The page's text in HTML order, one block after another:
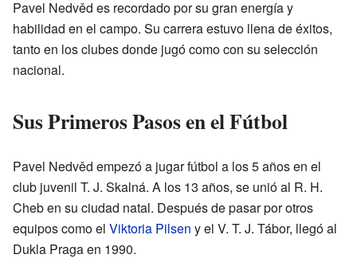
Pavel Nedvěd es recordado por su gran energía y
habilidad en el campo. Su carrera estuvo llena de éxitos,
tanto en los clubes donde jugó como con su selección
nacional.
Sus Primeros Pasos en el Fútbol
Pavel Nedvěd empezó a jugar fútbol a los 5 años en el
club juvenil T. J. Skalná. A los 13 años, se unió al R. H.
Cheb en su ciudad natal. Después de pasar por otros
equipos como el Viktoria Pilsen y el V. T. J. Tábor, llegó al
Dukla Praga en 1990.